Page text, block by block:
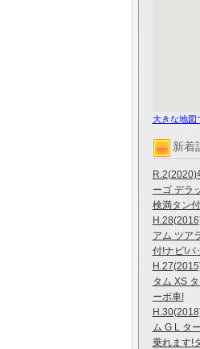
大きな地図
新着
R.2(2020)
ーゴ デラ
検満タン
アム ツア
付!ナビ!バ
タム XS
ーボ車!
ム G L タ
乗れます!